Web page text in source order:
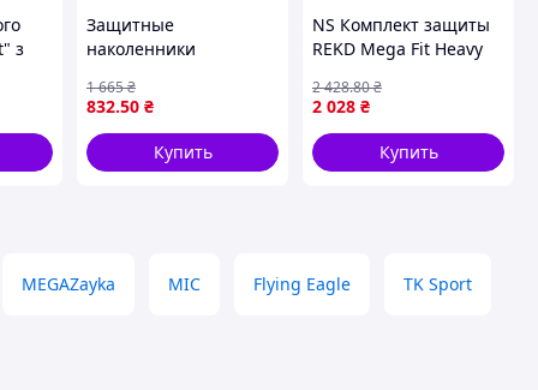
з
Защитные
наколенники
для ладоней для детей
розовые 6 штук
832.50 ₴
1 665₴
Купить
NS Комплект защиты
REKD Mega Fit Heavy
2 028 ₴
2 428.80₴
Купить
MEGAZayka MIC Flying Eagle TK Sport